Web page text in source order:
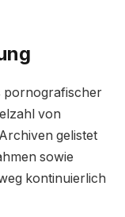
pornografischer
von
gelistet
sowie
kontinuierlich